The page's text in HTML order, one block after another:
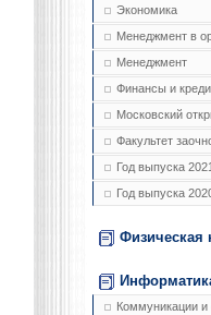
Экономика
Менеджмент в
Менеджмент
Финансы и
Московский
Факультет
Год выпуска 2021
Год выпуска
Физическая
Коммуникации и